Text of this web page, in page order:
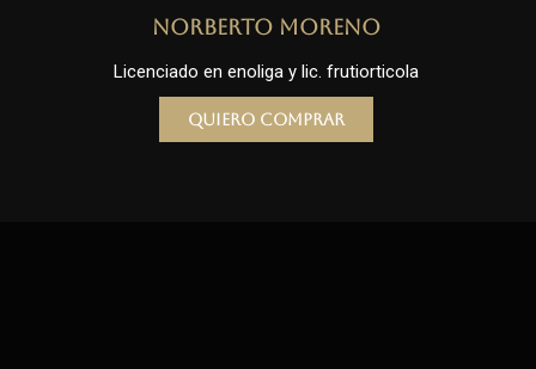
Norberto Moreno
Licenciado en enoliga y lic. frutiorticola
Quiero comprar